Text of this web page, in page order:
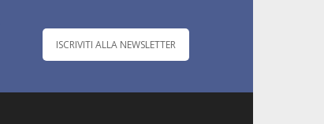
ISCRIVITI ALLA NEWSLETTER